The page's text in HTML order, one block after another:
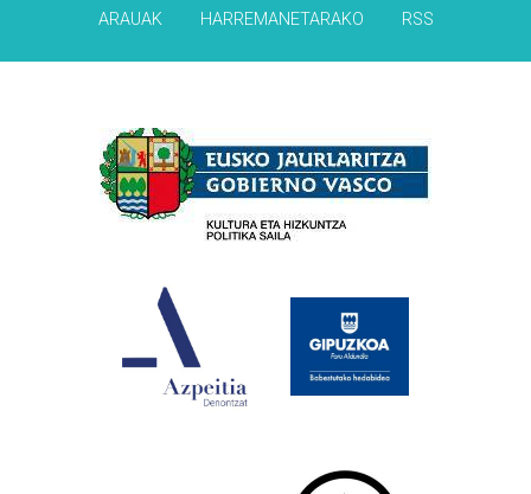
ARAUAK HARREMANETARAKO RSS